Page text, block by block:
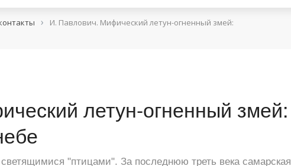
›
И. Павлович. Мифический летун-огненный змей:
летун-огненный змей:
"птицами". За последнюю треть века самарская